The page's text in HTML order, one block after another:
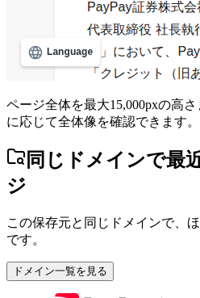
ページ全体を最大15,000pxの高
に応じて全体像を確認できます。
同じドメインで最
ジ
この保存元と同じドメインで、
です。
ドメイン一覧を見る